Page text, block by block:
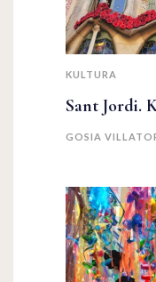
KULTURA
Sant Jordi.
GOSIA